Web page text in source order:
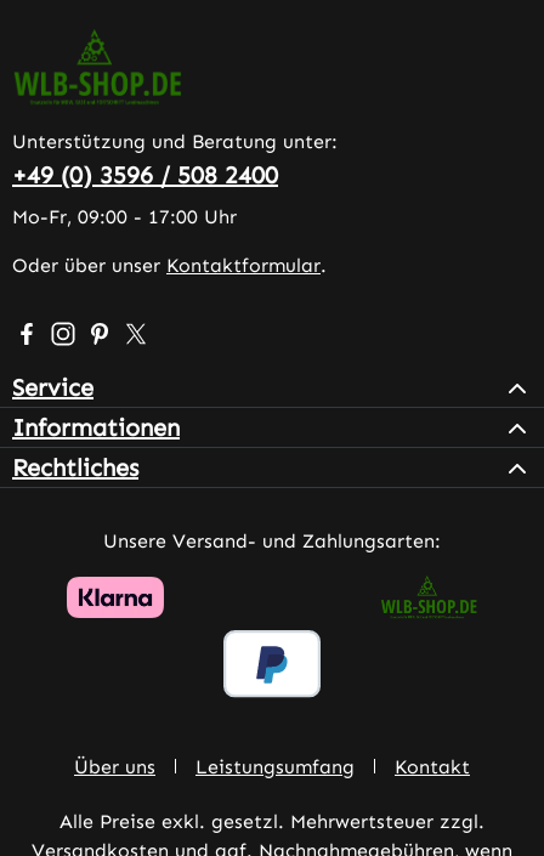
Unterstützung und Beratung unter:
+49 (0) 3596 / 508 2400
Mo-Fr, 09:00 - 17:00 Uhr
Oder über unser Kontaktformular.
Besuche uns auf Facebook – öffnet in neuem Tab
Schau auf Instagram vorbei – öffnet in neuem Tab
Lass dich auf Pinterest inspirieren – öffnet in
Folge uns auf X – öffnet in neuem Tab
Service
Informationen
Rechtliches
Unsere Versand- und Zahlungsarten:
Über uns Leistungsumfang Kontakt
Alle Preise exkl. gesetzl. Mehrwertsteuer zzgl.
Versandkosten und ggf. Nachnahmegebühren, wenn